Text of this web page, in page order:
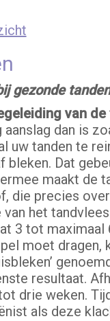
gezonde tanden
van
dan is
uw tanden te
bleken. Dat
maakt de
die precies
het
3 tot
moet
resultaat.
drie weken.
als deze